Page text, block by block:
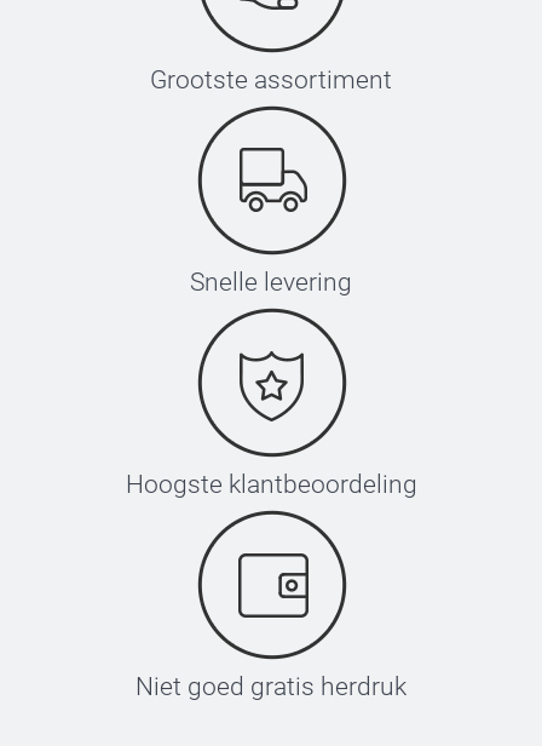
Grootste assortiment
Snelle levering
Hoogste klantbeoordeling
Niet goed gratis herdruk